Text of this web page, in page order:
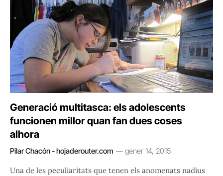
Generació multitasca: els adolescents
funcionen millor quan fan dues coses
alhora
Pilar Chacón - hojaderouter.com gener 14, 2015
Una de les peculiaritats que tenen els anomenats nadius